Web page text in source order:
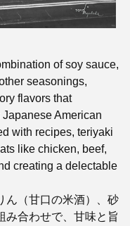
of soy sauce,
seasonings,
flavors that
American
with recipes, teriyaki
like chicken, beef,
creating a delectable
ん（甘口の米酒）、砂
み合わせで、甘味と旨